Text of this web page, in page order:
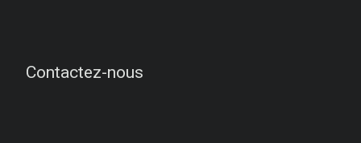
Contactez-nous